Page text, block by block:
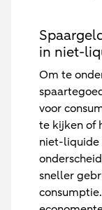
in niet-
Om te
voor
te kijken of
niet-liquide
sneller